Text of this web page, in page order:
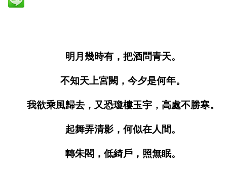
明月幾時有，把酒問青天。
不知天上宮闕，今夕是何年。
我欲乘風歸去，又恐瓊樓玉宇，高處不勝寒。
起舞弄清影，何似在人間。
轉朱閣，低綺戶，照無眠。